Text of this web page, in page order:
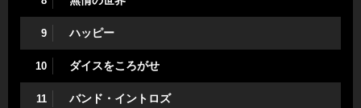
9 ハッピー
10 ダイスをころがせ
11 バンド・イントロズ